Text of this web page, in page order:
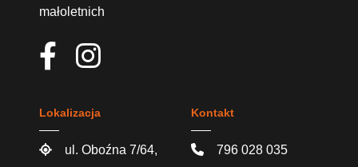
małoletnich
Lokalizacja
ul. Oboźna 7/64,
Kontakt
796 028 035